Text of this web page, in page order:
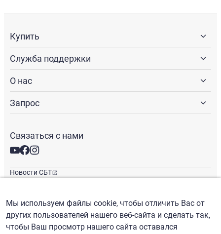
Купить
Служба поддержки
О нас
Запрос
Связаться с нами
Новости СБТ
Русский / ($) USD
Мы используем файлы cookie, чтобы отличить Вас от
других пользователей нашего веб-сайта и сделать так,
чтобы Ваш просмотр нашего сайта оставался